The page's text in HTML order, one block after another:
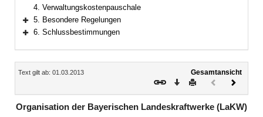
4. Verwaltungskostenpauschale
Bereich erweitern
5. Besondere Regelungen
6. Schlussbestimmungen
Inhalt
Text gilt ab: 01.03.2013
Gesamtansicht
Download
DruckenVorheriges
Organisation der Bayerischen Landeskraftwerke (LaKW)